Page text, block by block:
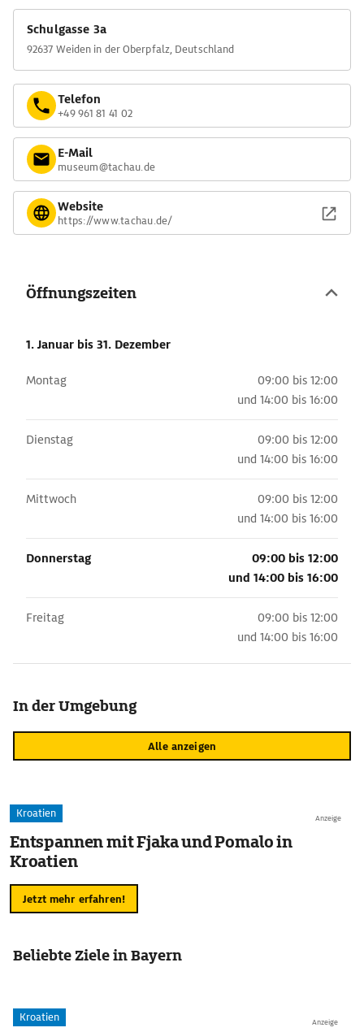
Schulgasse 3a
92637 Weiden in der Oberpfalz, Deutschland
Telefon
+49 961 81 41 02
E-Mail
museum@tachau.de
Website
https://www.tachau.de/
Öffnungszeiten
1. Januar bis 31. Dezember
Montag
09:00 bis 12:00
und 14:00 bis 16:00
Dienstag
09:00 bis 12:00
und 14:00 bis 16:00
Mittwoch
09:00 bis 12:00
und 14:00 bis 16:00
Donnerstag
09:00 bis 12:00
und 14:00 bis 16:00
Freitag
09:00 bis 12:00
und 14:00 bis 16:00
In der Umgebung
Alle anzeigen
Anzeige
Kroatien
Entspannen mit Fjaka und Pomalo in
Kroatien
Jetzt mehr erfahren!
Beliebte Ziele in Bayern
Anzeige
Kroatien